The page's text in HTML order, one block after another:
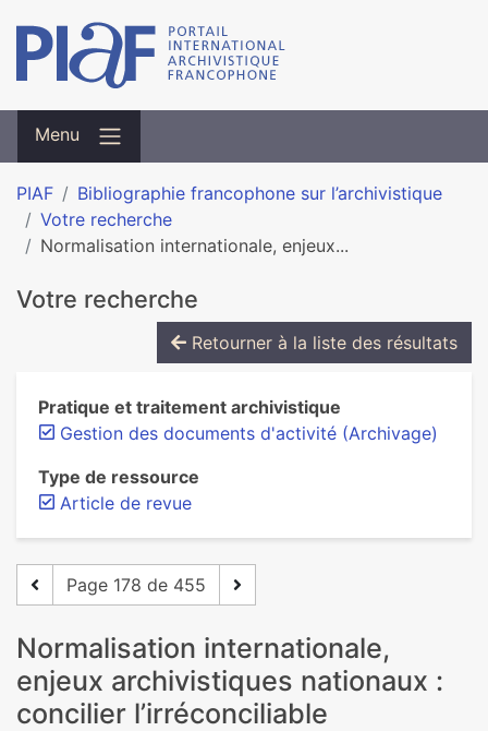
Menu
PIAF
Bibliographie francophone sur l’archivistique
Votre recherche
Normalisation inter­na­tio­nale, enjeux...
Votre recherche
Retourner à la liste des résultats
Pratique et traitement archivistique
Gestion des documents d'activité (Archivage)
Type de ressource
Article de revue
Page 178 de 455
Normalisation inter­na­tio­nale,
enjeux archi­vis­ti­ques natio­naux :
conci­lier l’irré­conci­lia­ble